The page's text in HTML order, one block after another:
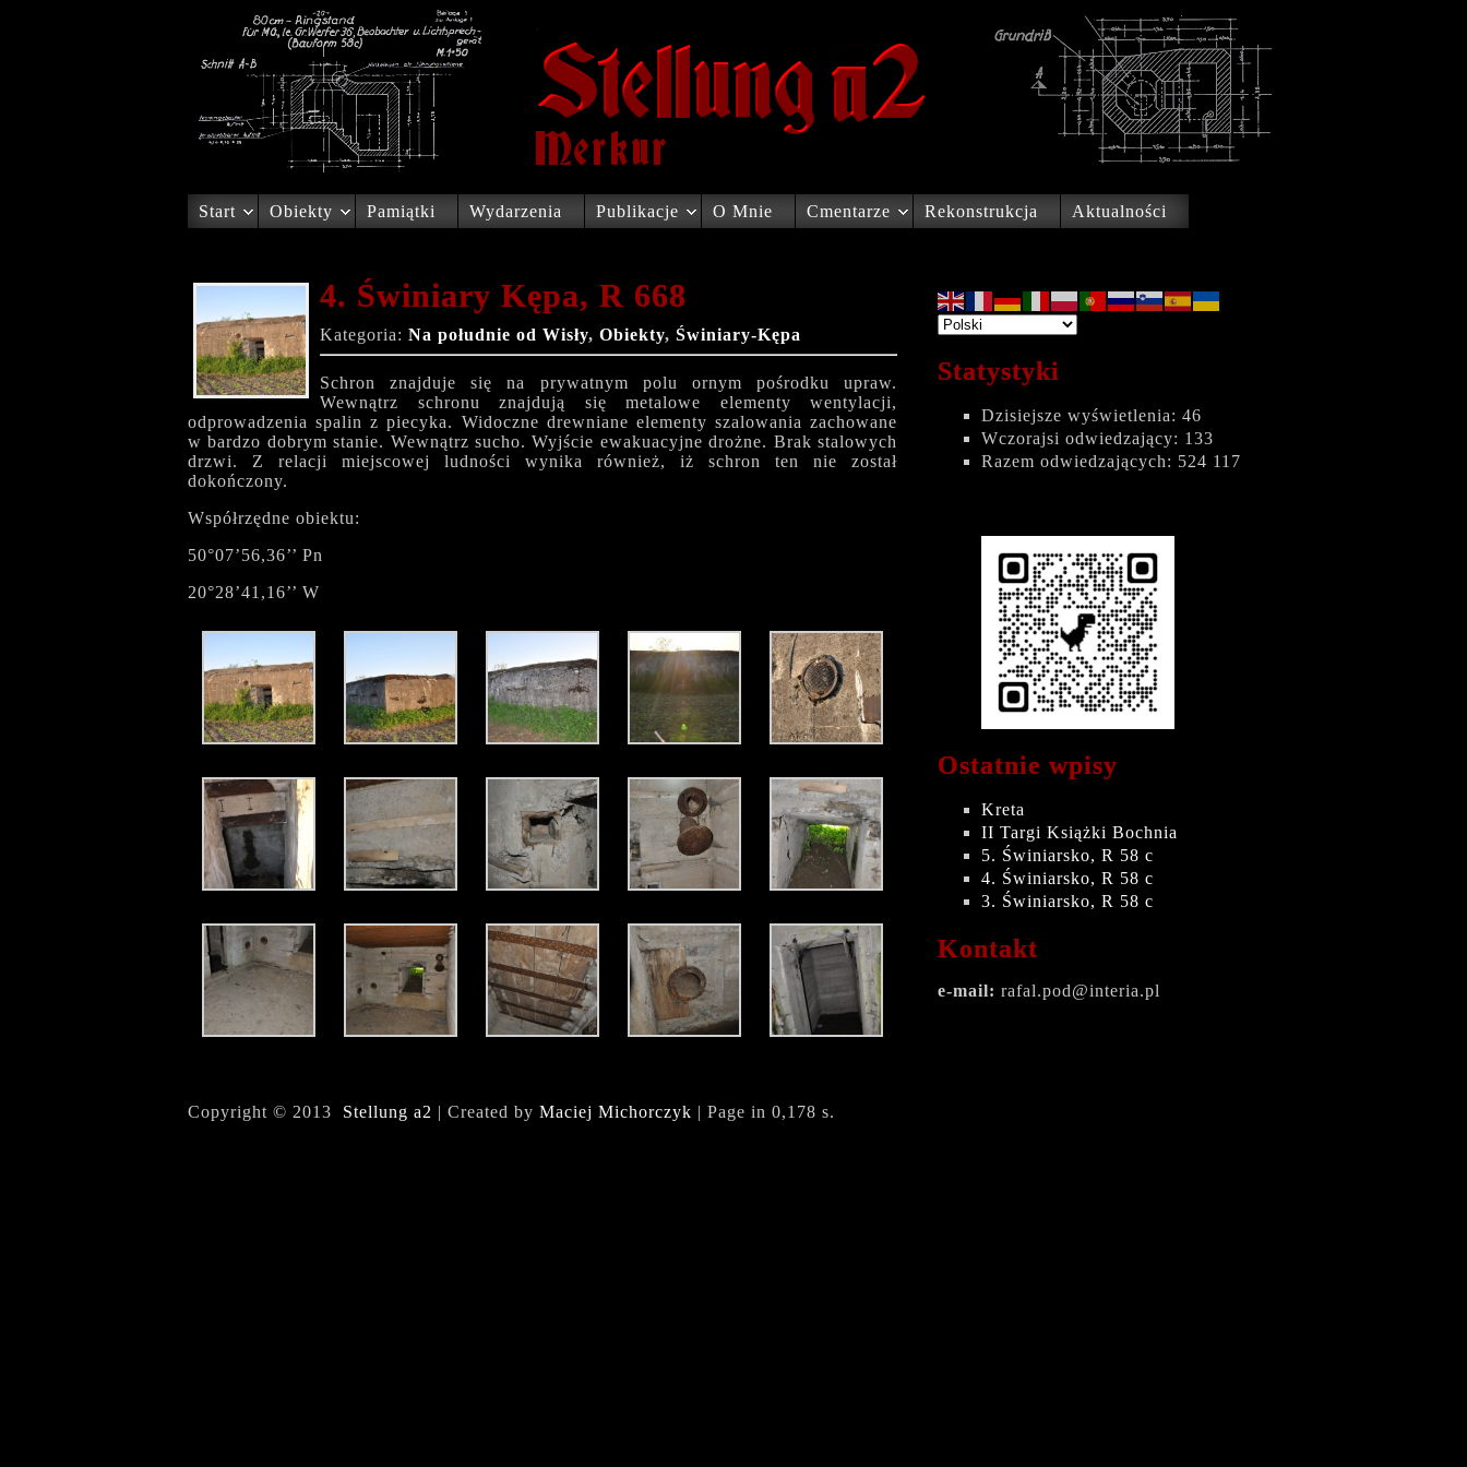
Start Obiekty Pamiątki Wydarzenia Publikacje O Mnie Cmentarze Rekonstrukcja Aktualności
4. Świniary Kępa, R 668
Kategoria: Na południe od Wisły, Obiekty, Świniary-Kępa
Schron znajduje się na prywatnym polu ornym pośrodku upraw.
Wewnątrz schronu znajdują się metalowe elementy wentylacji,
odprowadzenia spalin z piecyka. Widoczne drewniane elementy szalowania zachowane
w bardzo dobrym stanie. Wewnątrz sucho. Wyjście ewakuacyjne drożne. Brak stalowych
drzwi. Z relacji miejscowej ludności wynika również, iż schron ten nie został
dokończony.
Współrzędne obiektu:
50°07’56,36’’ Pn
20°28’41,16’’ W
Statystyki
Dzisiejsze wyświetlenia: 46
Wczorajsi odwiedzający: 133
Razem odwiedzających: 524 117
Ostatnie wpisy
Kreta
II Targi Książki Bochnia
5. Świniarsko, R 58 c
4. Świniarsko, R 58 c
3. Świniarsko, R 58 c
Kontakt
e-mail: rafal.pod@interia.pl
Copyright © 2013 Stellung a2 | Created by Maciej Michorczyk | Page in 0,178 s.